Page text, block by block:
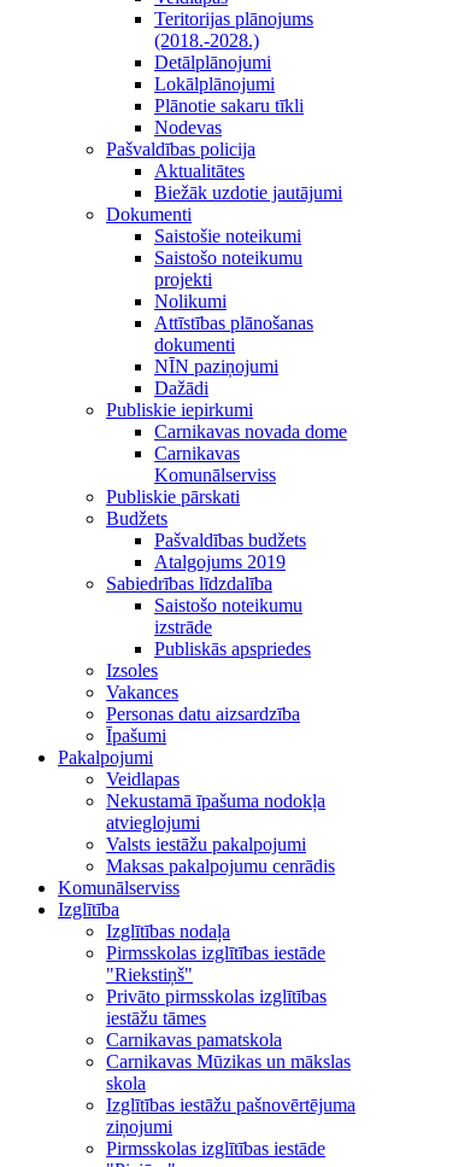
Teritorijas plānojums
(2018.-2028.)
Detālplānojumi
Lokālplānojumi
Plānotie sakaru tīkli
Nodevas
Pašvaldības policija
Aktualitātes
Biežāk uzdotie jautājumi
Dokumenti
Saistošie noteikumi
Saistošo noteikumu
projekti
Nolikumi
Attīstības plānošanas
dokumenti
NĪN paziņojumi
Dažādi
Publiskie iepirkumi
Carnikavas novada dome
Carnikavas
Komunālserviss
Publiskie pārskati
Budžets
Pašvaldības budžets
Atalgojums 2019
Sabiedrības līdzdalība
Saistošo noteikumu
izstrāde
Publiskās apspriedes
Izsoles
Vakances
Personas datu aizsardzība
Īpašumi
Pakalpojumi
Veidlapas
Nekustamā īpašuma nodokļa
atvieglojumi
Valsts iestāžu pakalpojumi
Maksas pakalpojumu cenrādis
Komunālserviss
Izglītība
Izglītības nodaļa
Pirmsskolas izglītības iestāde
"Riekstiņš"
Privāto pirmsskolas izglītības
iestāžu tāmes
Carnikavas pamatskola
Carnikavas Mūzikas un mākslas
skola
Izglītības iestāžu pašnovērtējuma
ziņojumi
Pirmsskolas izglītības iestāde